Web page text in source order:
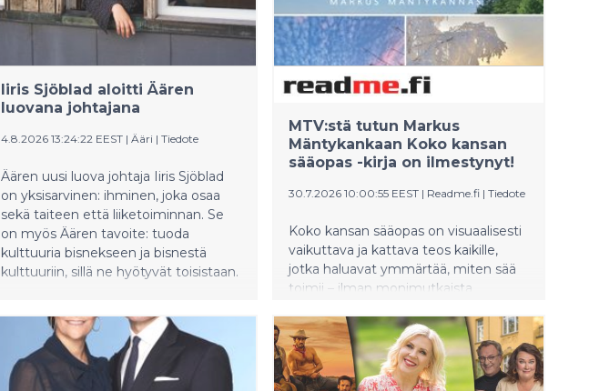
Iiris Sjöblad aloitti Äären
luovana johtajana
4.8.2026 13:24:22 EEST | Ääri | Tiedote
Äären uusi luova johtaja Iiris Sjöblad
on yksisarvinen: ihminen, joka osaa
sekä taiteen että liiketoiminnan. Se
on myös Äären tavoite: tuoda
kulttuuria bisnekseen ja bisnestä
kulttuuriin, sillä ne hyötyvät toisistaan.
MTV:stä tutun Markus
Mäntykankaan Koko kansan
sääopas -kirja on ilmestynyt!
30.7.2026 10:00:55 EEST | Readme.fi | Tiedote
Koko kansan sääopas on visuaalisesti
vaikuttava ja kattava teos kaikille,
jotka haluavat ymmärtää, miten sää
toimii – ilman monimutkaista
tarjoaa ajankohtaisen ja havainnollisen
katsauksen Suomen ilmastoon ja sen
vaihteleviin sääilmiöihin.